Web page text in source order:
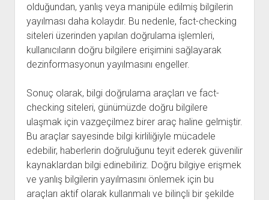
olduğundan, yanlış veya manipüle edilmiş bilgilerin
yayılması daha kolaydır. Bu nedenle, fact-checking
siteleri üzerinden yapılan doğrulama işlemleri,
kullanıcıların doğru bilgilere erişimini sağlayarak
dezinformasyonun yayılmasını engeller.
Sonuç olarak, bilgi doğrulama araçları ve fact-
checking siteleri, günümüzde doğru bilgilere
ulaşmak için vazgeçilmez birer araç haline gelmiştir.
Bu araçlar sayesinde bilgi kirliliğiyle mücadele
edebilir, haberlerin doğruluğunu teyit ederek güvenilir
kaynaklardan bilgi edinebiliriz. Doğru bilgiye erişmek
ve yanlış bilgilerin yayılmasını önlemek için bu
araçları aktif olarak kullanmalı ve bilinçli bir şekilde